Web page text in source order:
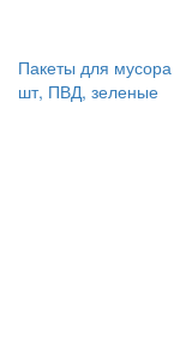
Пакеты для
шт, ПВД, зеленые